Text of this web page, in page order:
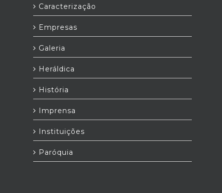
Caracterização
Empresas
Galeria
Heráldica
História
Imprensa
Instituições
Paróquia